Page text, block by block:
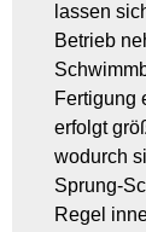
lassen
Betrieb
Fertigung
erfolgt
wodurch
Sprung-
Regel